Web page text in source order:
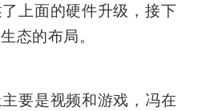
上面的硬件升级，接下
态的布局。
要是视频和游戏，冯在